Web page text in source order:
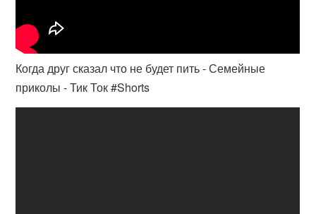
Когда друг сказал что не будет пить - Семейные
приколы - Тик Ток #Shorts